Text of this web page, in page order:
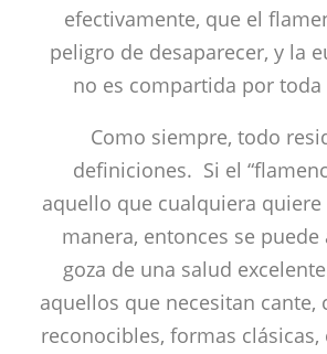
efectivamente, que el
peligro de desaparecer, y la
no es compartida por
Como siempre, todo
definiciones. Si el
aquello que cualquiera
manera, entonces se
goza de una salud
aquellos que necesitan cante,
reconocibles, formas clásicas,